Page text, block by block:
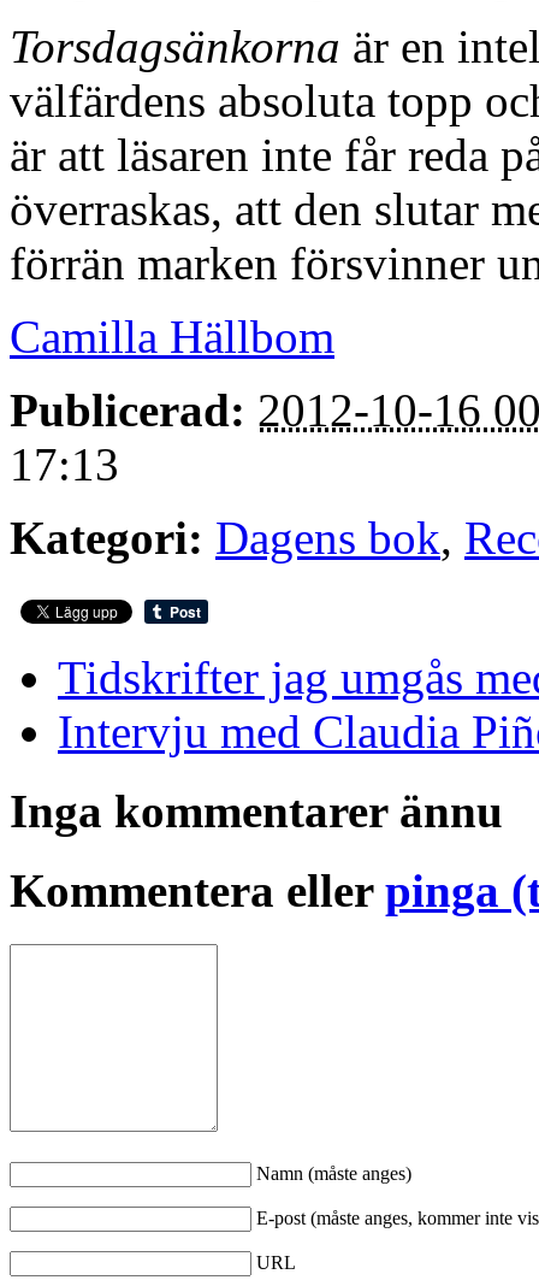
Torsdagsänkorna är en
välfärdens absoluta topp
är att läsaren inte får reda
överraskas, att den slutar
förrän marken försvinner
Camilla Hällbom
Publicerad: 2012-10-16
17:13
Kategori: Dagens bok,
Tidskrifter jag umgås
Intervju med Claudia
Inga kommentarer ännu
Kommentera eller pinga
Namn (måste anges)
E-post (måste anges, kommer inte
URL